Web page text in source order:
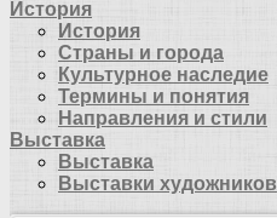
История
История
Страны и города
Культурное наследие
Термины и понятия
Направления и стили
Выставка
Выставка
Выставки художников